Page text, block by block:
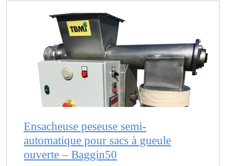
Ensacheuse peseuse semi-
automatique pour sacs à gueule
ouverte – Baggin50